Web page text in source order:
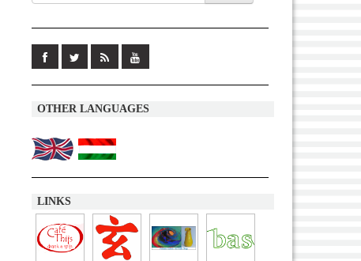
OTHER LANGUAGES
LINKS